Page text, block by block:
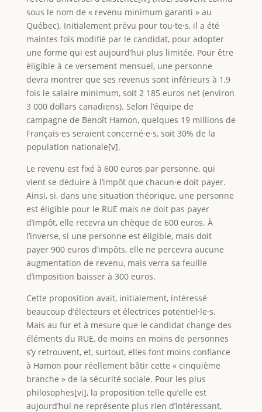
sous le nom de « revenu minimum garanti » au
Québec). Initialement prévu pour tou·te·s, il a été
maintes fois modifié par le candidat, pour adopter
une forme qui est aujourd’hui plus limitée. Pour être
éligible à ce versement mensuel, une personne
devra montrer que ses revenus sont inférieurs à 1,9
fois le salaire minimum, soit 2 185 euros net (environ
3 000 dollars canadiens). Selon l’équipe de
campagne de Benoît Hamon, quelques 19 millions de
Français·es seraient concerné·e·s, soit 30% de la
population nationale[v].
Le revenu est fixé à 600 euros par personne, qui
vient se déduire à l’impôt que chacun·e doit payer.
Ainsi, si, dans une situation théorique, une personne
est éligible pour le RUE mais ne doit pas payer
d’impôt, elle recevra un chèque de 600 euros. À
l’inverse, si une personne est éligible, mais doit
payer 900 euros d’impôts, elle ne percevra aucune
augmentation de revenu, mais verra sa feuille
d’imposition baisser à 300 euros.
Cette proposition avait, initialement, intéressé
beaucoup d’électeurs et électrices potentiel·le·s.
Mais au fur et à mesure que le candidat change des
éléments du RUE, de moins en moins de personnes
s’y retrouvent, et, surtout, elles font moins confiance
à Hamon pour réellement bâtir cette « cinquième
branche » de la sécurité sociale. Pour les plus
philosophes[vi], la proposition telle qu’elle est
aujourd’hui ne représente plus rien d’intéressant,